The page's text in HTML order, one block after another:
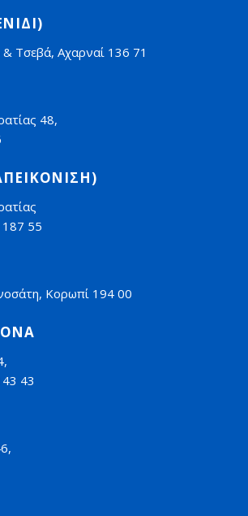
Τσεβά, Αχαρναί 136 71
48,
187 55
Κορωπί 194 00
43